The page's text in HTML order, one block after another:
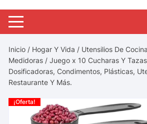
Inicio / Hogar Y Vida / Utensilios De Cocina
Medidoras / Juego x 10 Cucharas Y
Dosificadoras, Condimentos, Plásticas,
Restaurante Y Más.
¡Oferta!